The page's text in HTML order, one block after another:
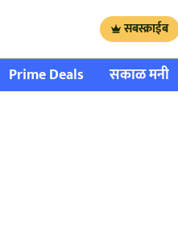
सबस्क्राईब
Prime Deals सकाळ मनी